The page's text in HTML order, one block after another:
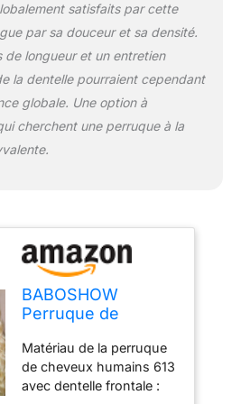
libre de 35,7 x 15,2 cm, a
un grand espace de
dentelle, de sorte que
vous pouvez faire le
de cheval haute comme
vous le souhaitez. Taille
humains blonds a une
taille moyenne de 54,6 à
57,1 cm. Il y a 4 peignes
et 2 sangles réglables qui
peuvent être ajustées
pour s'adapter à votre
tête. Portez la perruque
frontale 613 sans aucune
gêne. Perruque de
satisfaits par cette
par sa douceur et sa densité.
de longueur et un entretien
la dentelle pourraient cependant
globale. Une option à
cherchent une perruque à la
BABOSHOW
Perruque de
ondulés avec
dentelle frontale de
250 % de densité -
Matériau de la perruque
de cheveux humains 613
avec dentelle frontale :